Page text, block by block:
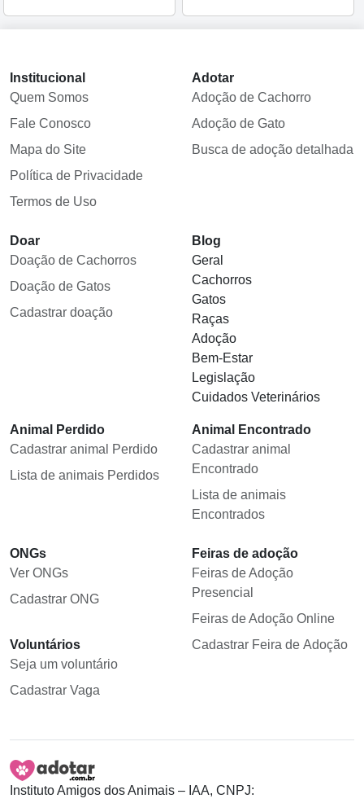
Institucional
Quem Somos
Fale Conosco
Mapa do Site
Política de Privacidade
Termos de Uso
Adotar
Adoção de Cachorro
Adoção de Gato
Busca de adoção detalhada
Doar
Doação de Cachorros
Doação de Gatos
Cadastrar doação
Blog
Geral
Cachorros
Gatos
Raças
Adoção
Bem-Estar
Legislação
Cuidados Veterinários
Animal Perdido
Cadastrar animal Perdido
Lista de animais Perdidos
Animal Encontrado
Cadastrar animal
Encontrado
Lista de animais
Encontrados
ONGs
Ver ONGs
Cadastrar ONG
Voluntários
Seja um voluntário
Cadastrar Vaga
Feiras de adoção
Feiras de Adoção
Presencial
Feiras de Adoção Online
Cadastrar Feira de Adoção
Instituto Amigos dos Animais – IAA, CNPJ: